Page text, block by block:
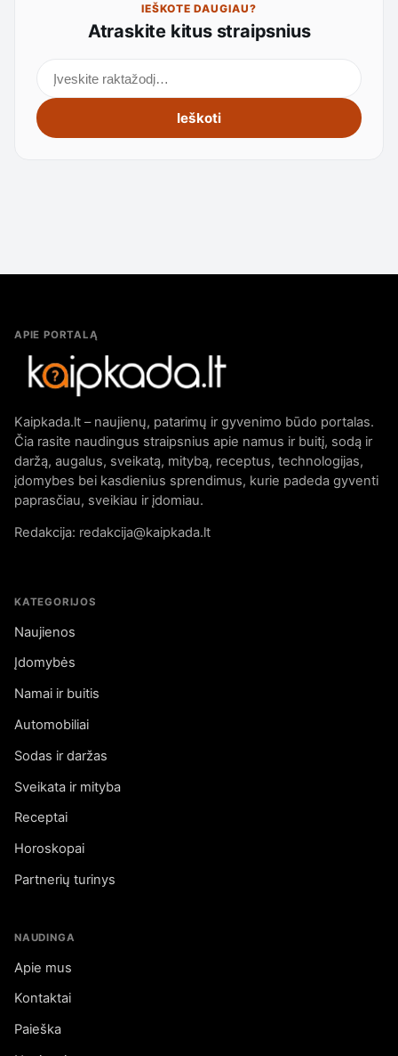
IEŠKOTE DAUGIAU?
Atraskite kitus straipsnius
Ieškoti
APIE PORTALĄ
Kaipkada.lt – naujienų, patarimų ir gyvenimo būdo portalas.
Čia rasite naudingus straipsnius apie namus ir buitį, sodą ir
daržą, augalus, sveikatą, mitybą, receptus, technologijas,
įdomybes bei kasdienius sprendimus, kurie padeda gyventi
paprasčiau, sveikiau ir įdomiau.
Redakcija: redakcija@kaipkada.lt
KATEGORIJOS
Naujienos
Įdomybės
Namai ir buitis
Automobiliai
Sodas ir daržas
Sveikata ir mityba
Receptai
Horoskopai
Partnerių turinys
NAUDINGA
Apie mus
Kontaktai
Paieška